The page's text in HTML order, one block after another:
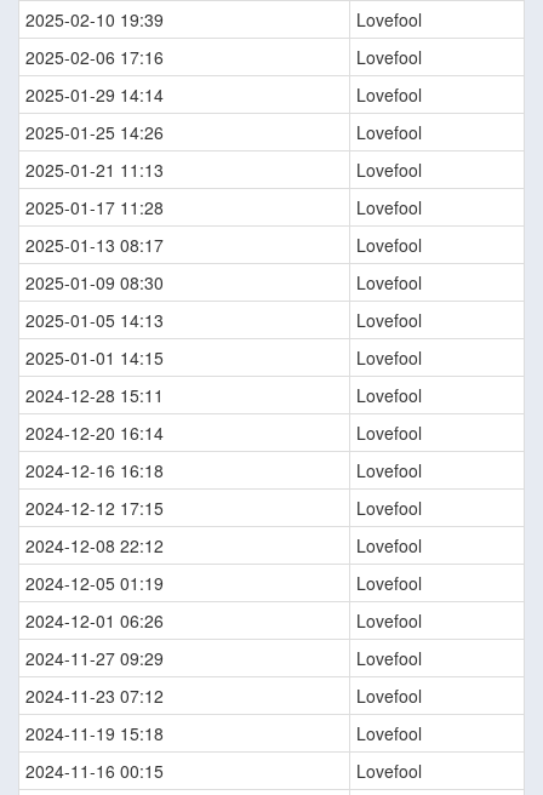
2025-02-10 19:39
Lovefool
2025-02-06 17:16
Lovefool
2025-01-29 14:14
Lovefool
2025-01-25 14:26
Lovefool
2025-01-21 11:13
Lovefool
2025-01-17 11:28
Lovefool
2025-01-13 08:17
Lovefool
2025-01-09 08:30
Lovefool
2025-01-05 14:13
Lovefool
2025-01-01 14:15
Lovefool
2024-12-28 15:11
Lovefool
2024-12-20 16:14
Lovefool
2024-12-16 16:18
Lovefool
2024-12-12 17:15
Lovefool
2024-12-08 22:12
Lovefool
2024-12-05 01:19
Lovefool
2024-12-01 06:26
Lovefool
2024-11-27 09:29
Lovefool
2024-11-23 07:12
Lovefool
2024-11-19 15:18
Lovefool
2024-11-16 00:15
Lovefool